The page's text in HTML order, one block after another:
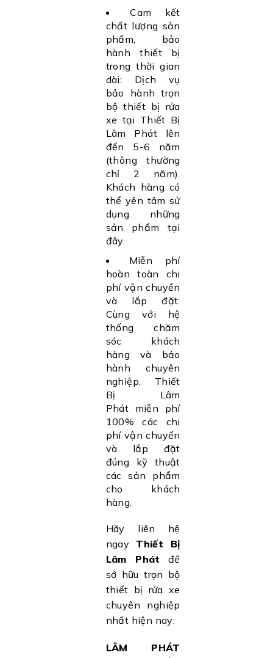
Cam kết
chất lượng sản
phẩm, bảo
hành thiết bị
trong thời gian
dài: Dịch vụ
bảo hành trọn
bộ thiết bị rửa
xe tại Thiết Bị
Lâm Phát lên
đến 5-6 năm
(thông thường
chỉ 2 năm).
Khách hàng có
thể yên tâm sử
dụng những
sản phẩm tại
đây.
Miễn phí
hoàn toàn chi
phí vận chuyển
và lắp đặt:
Cùng với hệ
thống chăm
sóc khách
hàng và bảo
hành chuyên
nghiệp, Thiết
Bị Lâm
Phát miễn phí
100% các chi
phí vận chuyển
và lắp đặt
đúng kỹ thuật
các sản phẩm
cho khách
hàng.
Hãy liên hệ
ngay Thiết Bị
Lâm Phát để
sở hữu trọn bộ
thiết bị rửa xe
chuyên nghiệp
nhất hiện nay:
LÂM PHÁT